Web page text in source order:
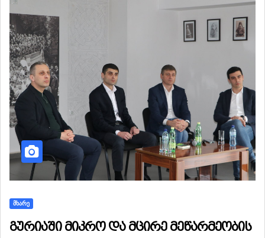
ᲛᲮᲐᲠᲔ
გურიაში მიკრო და მცირე მეწარმეობის